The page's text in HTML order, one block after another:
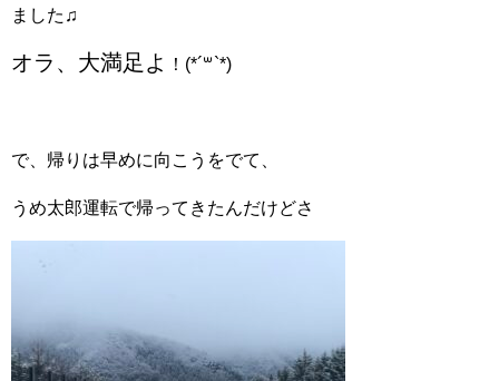
ました♫
オラ、大満足よ ！(*´꒳`*)
で、帰りは早めに向こうをでて、
うめ太郎運転で帰ってきたんだけどさ